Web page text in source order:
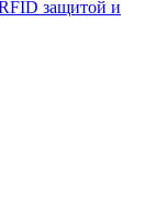
защитой и